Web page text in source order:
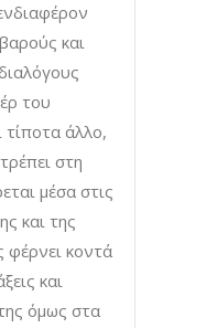
και
του
τίποτα άλλο,
στη
μέσα στις
και της
φέρνει κοντά
και
όμως στα